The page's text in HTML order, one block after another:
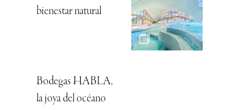
bienestar natural
Bodegas HABLA,
la joya del océano